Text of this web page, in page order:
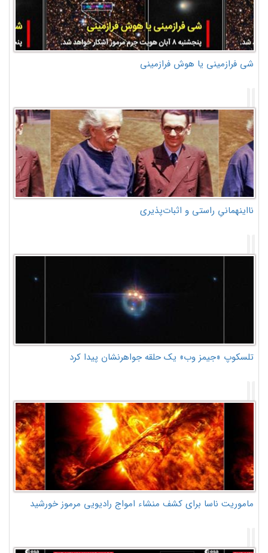
شی فرازمینی یا هوش فرازمینی
نااینهمانیِ راستی و اثبات‌پذیری
تلسکوپ «جیمز وب» یک حلقه جواهرنشان پیدا کرد
ماموریت ناسا برای کشف منشاء امواج رادیویی مرموز خورشید